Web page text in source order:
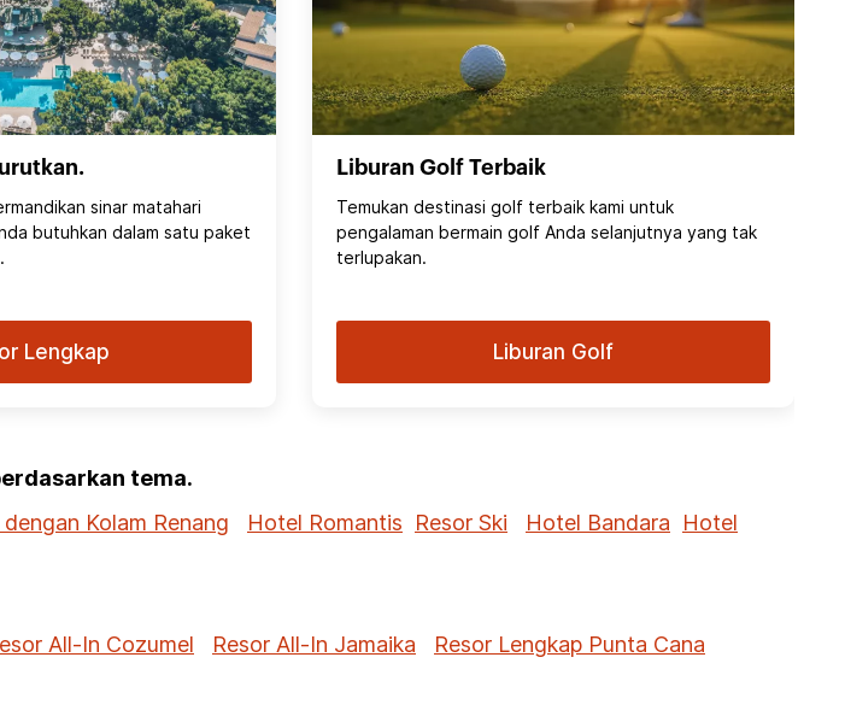
sinar matahari
butuhkan dalam satu paket
Lengkap
Liburan Golf Terbaik
Temukan destinasi golf terbaik kami untuk
pengalaman bermain golf Anda selanjutnya yang tak
terlupakan.
Liburan Golf
tema.
Kolam Renang Hotel Romantis Resor Ski Hotel Bandara
Hotel
All-In Cozumel Resor All-In Jamaika
Resor Lengkap Punta Cana